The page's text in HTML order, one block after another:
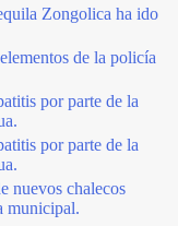
Zongolica ha ido
de la policía
por parte de la
por parte de la
nuevos chalecos
municipal.